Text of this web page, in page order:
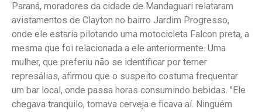
Paraná, moradores da cidade de Mandaguari relataram
avistamentos de Clayton no bairro Jardim Progresso,
onde ele estaria pilotando uma motocicleta Falcon preta, a
mesma que foi relacionada a ele anteriormente. Uma
mulher, que preferiu não se identificar por temer
represálias, afirmou que o suspeito costuma frequentar
um bar local, onde passa horas consumindo bebidas. "Ele
chegava tranquilo, tomava cerveja e ficava aí. Ninguém